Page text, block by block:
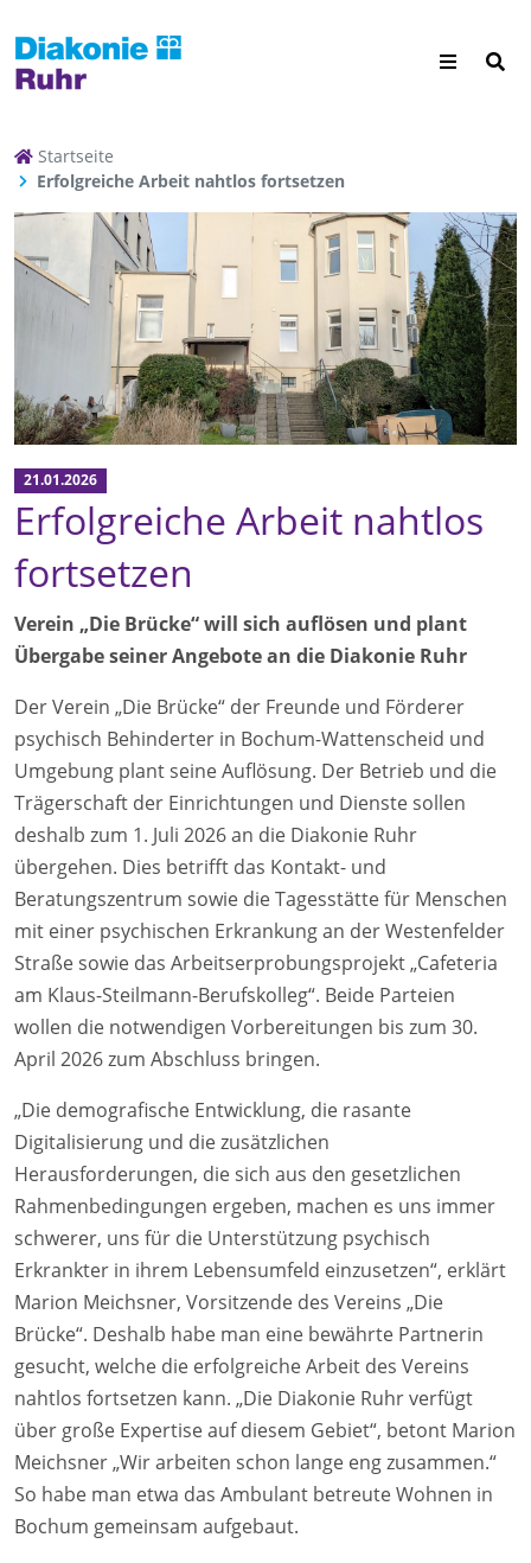
Startseite
Erfolgreiche Arbeit nahtlos fortsetzen
21.01.2026
Erfolgreiche Arbeit nahtlos
fortsetzen
Verein „Die Brücke“ will sich auflösen und plant
Übergabe seiner Angebote an die Diakonie Ruhr
Der Verein „Die Brücke“ der Freunde und Förderer
psychisch Behinderter in Bochum-Wattenscheid und
Umgebung plant seine Auflösung. Der Betrieb und die
Trägerschaft der Einrichtungen und Dienste sollen
deshalb zum 1. Juli 2026 an die Diakonie Ruhr
übergehen. Dies betrifft das Kontakt- und
Beratungszentrum sowie die Tagesstätte für Menschen
mit einer psychischen Erkrankung an der Westenfelder
Straße sowie das Arbeitserprobungsprojekt „Cafeteria
am Klaus-Steilmann-Berufskolleg“. Beide Parteien
wollen die notwendigen Vorbereitungen bis zum 30.
April 2026 zum Abschluss bringen.
„Die demografische Entwicklung, die rasante
Digitalisierung und die zusätzlichen
Herausforderungen, die sich aus den gesetzlichen
Rahmenbedingungen ergeben, machen es uns immer
schwerer, uns für die Unterstützung psychisch
Erkrankter in ihrem Lebensumfeld einzusetzen“, erklärt
Marion Meichsner, Vorsitzende des Vereins „Die
Brücke“. Deshalb habe man eine bewährte Partnerin
gesucht, welche die erfolgreiche Arbeit des Vereins
nahtlos fortsetzen kann. „Die Diakonie Ruhr verfügt
über große Expertise auf diesem Gebiet“, betont Marion
Meichsner „Wir arbeiten schon lange eng zusammen.“
So habe man etwa das Ambulant betreute Wohnen in
Bochum gemeinsam aufgebaut.